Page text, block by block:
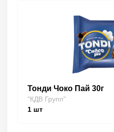
Тонди Чоко Пай 30г
"КДВ Групп"
1 шт